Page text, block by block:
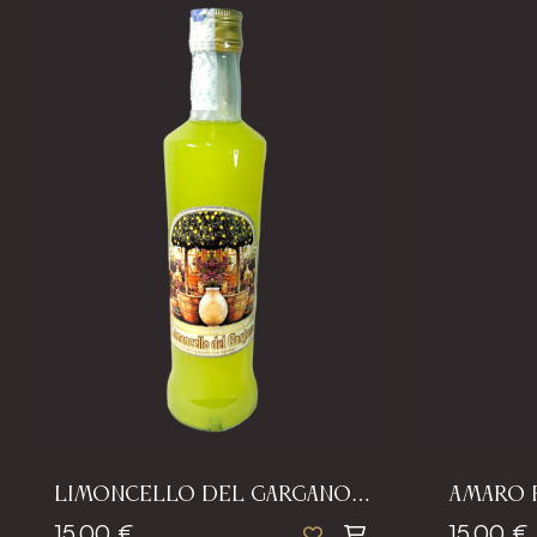
LIMONCELLO DEL GARGANO
33% VOL
AMARO
VOL.